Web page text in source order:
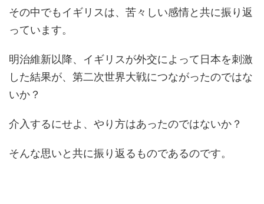
その中でもイギリスは、苦々しい感情と共に振り返
っています。
明治維新以降、イギリスが外交によって日本を刺激
した結果が、第二次世界大戦につながったのではな
いか？
介入するにせよ、やり方はあったのではないか？
そんな思いと共に振り返るものであるのです。